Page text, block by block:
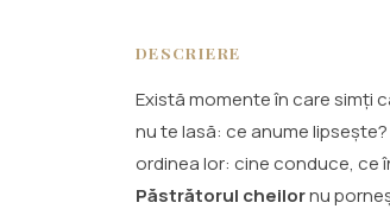
DESCRIERE
Există momente în care simți
nu te lasă: ce anume
ordinea lor: cine conduce, ce
Păstrătorul cheilornu